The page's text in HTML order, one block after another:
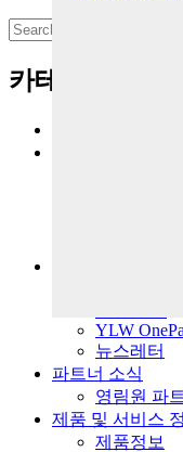
Search
for:
카테고리
YLW
뉴스레터
파트너 소식
영림원 파
제품 및 서비스
제품정보